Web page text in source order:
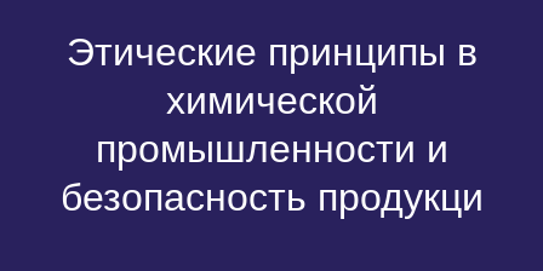
Этические принципы в
химической
промышленности и
безопасность продукци